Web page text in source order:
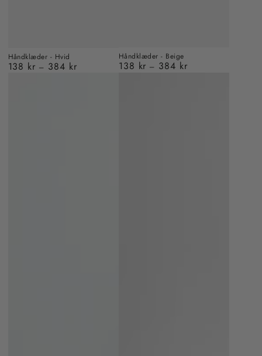
Håndklæder - Hvid
Almindelig
138 kr 384 kr
Håndklæder - Beige
Almindelig
138 kr 384 kr